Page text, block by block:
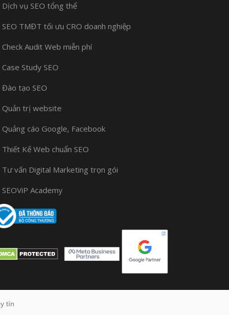
Dịch vụ SEO tổng thể
SEO TMĐT tối ưu CRO doanh nghiệp
Check Audit Web miễn phí
Case Study SEO
Đào tạo SEO
Quản trị website
Quảng cáo Google, Facebook
Thiết Kế Web chuẩn SEO
Tư vấn Digital Marketing trọn gói
SEOViP Academy
tín